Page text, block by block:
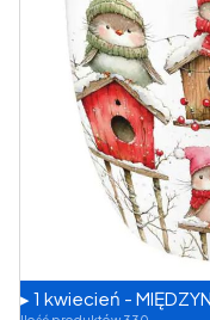
▸ 1 kwiecień -